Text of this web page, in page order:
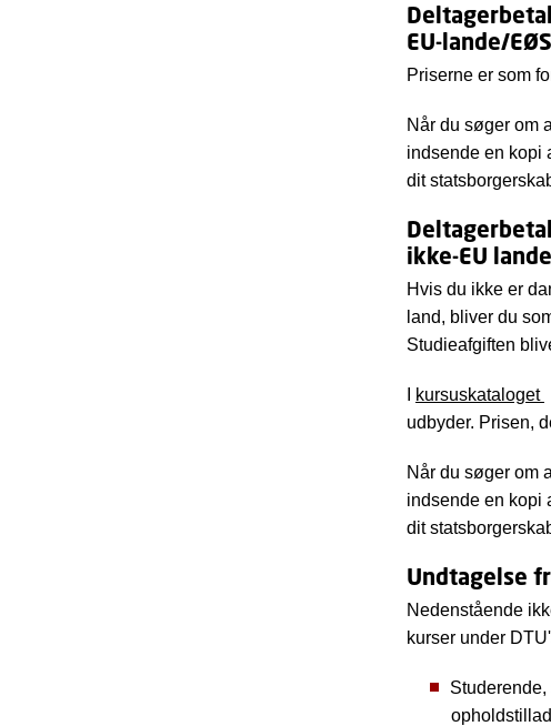
EU-lande/
Priserne er som
Når du søger om
indsende en kopi
dit
ikke-EU
Hvis du ikke er
land, bliver du
Studieafgiften
kursuskataloget
udbyder. Prisen,
Når du søger om
indsende en kopi
dit
Undtagelse
Nedenstående
kurser under